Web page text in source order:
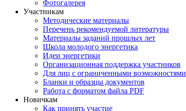
Фотогалерея
Участникам
Методические материалы
Перечень рекомендуемой литературы
Материалы заданий прошлых лет
Школа молодого энергетика
Идеи энергетики
Организационная поддержка участников
Для лиц с ограниченными возможностями
Бланки и образцы документов
Работа с форматом файла PDF
Новичкам
Как принять участие